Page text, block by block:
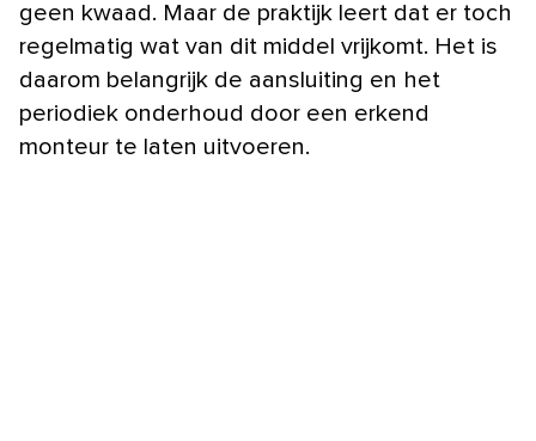
geen kwaad. Maar de praktijk leert dat er toch
regelmatig wat van dit middel vrijkomt. Het is
daarom belangrijk de aansluiting en het
periodiek onderhoud door een erkend
monteur te laten uitvoeren.